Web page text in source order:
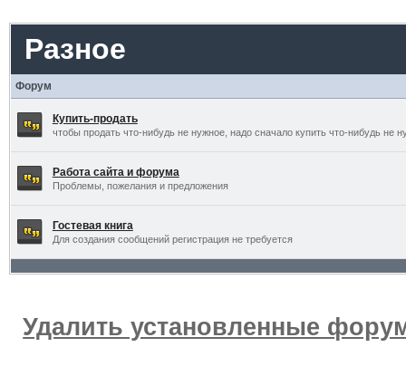
Разное
Форум
Купить-продать
чтобы продать что-нибудь не нужное, надо сначало купить что-нибудь не
Работа сайта и форума
Проблемы, пожелания и предложения
Гостевая книга
Для создания сообщений регистрация не требуется
Удалить установленные